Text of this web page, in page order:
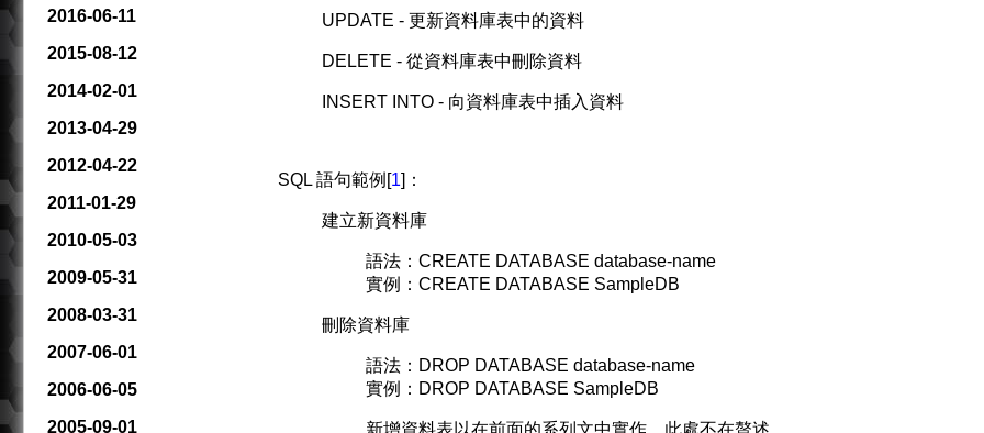
2016-06-11
2015-08-12
2014-02-01
2013-04-29
2012-04-22
2011-01-29
2010-05-03
2009-05-31
2008-03-31
2007-06-01
2006-06-05
2005-09-01
UPDATE - 更新資料庫表中的資料
DELETE - 從資料庫表中刪除資料
INSERT INTO - 向資料庫表中插入資料
SQL 語句範例[1]：
建立新資料庫
語法：CREATE DATABASE database-name
實例：CREATE DATABASE SampleDB
刪除資料庫
語法：DROP DATABASE database-name
實例：DROP DATABASE SampleDB
新增資料表以在前面的系列文中實作，此處不在贅述。